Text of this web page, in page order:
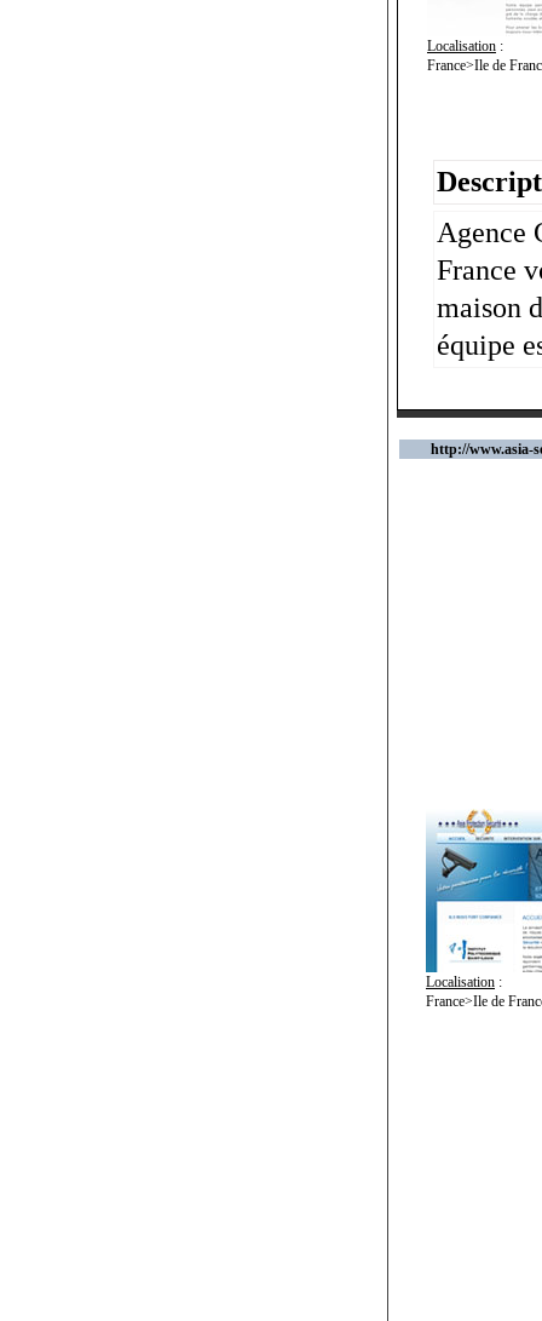
Localisation :
France>Ile de
Agence
France
maison
équipe
http://www.asia-
Localisation :
France>Ile de